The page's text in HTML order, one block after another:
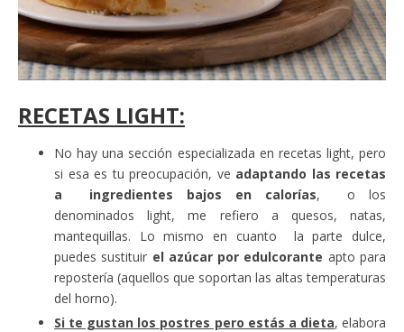
RECETAS LIGHT:
No hay una sección especializada en recetas light, pero
si esa es tu preocupación, ve adaptando las recetas
a ingredientes bajos en calorías, o los
denominados light, me refiero a quesos, natas,
mantequillas. Lo mismo en cuanto la parte dulce,
puedes sustituir el azúcar por edulcorante apto para
repostería (aquellos que soportan las altas temperaturas
del horno).
Si te gustan los postres pero estás a dieta, elabora